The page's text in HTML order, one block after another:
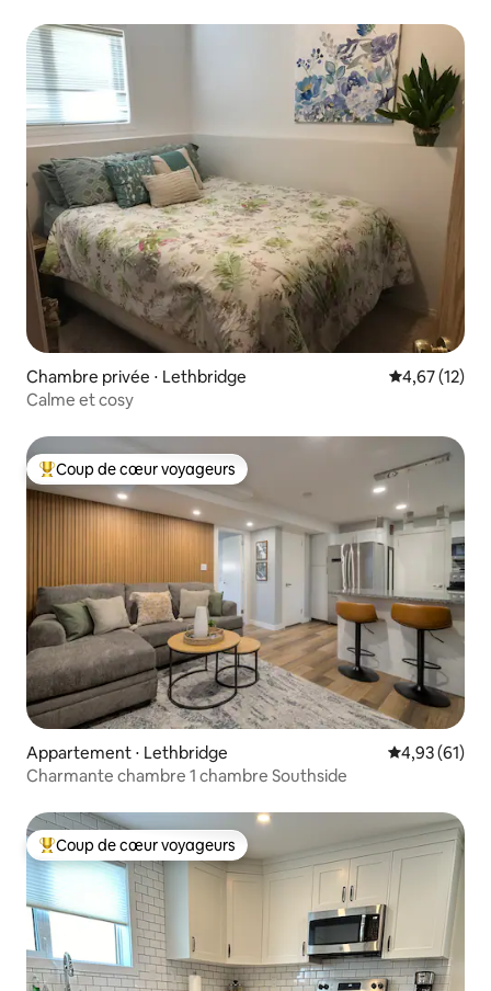
Chambre privée ⋅ Lethbridge Évaluation
4,67 (12)
Calme et cosy
Coups de cœur voyageurs les plus appréciés
Coup de cœur voyageurs
Appartement ⋅ Lethbridge Évaluation
4,93 (61)
Charmante chambre 1 chambre Southside
Coups de cœur voyageurs les plus appréciés
Coup de cœur voyageurs